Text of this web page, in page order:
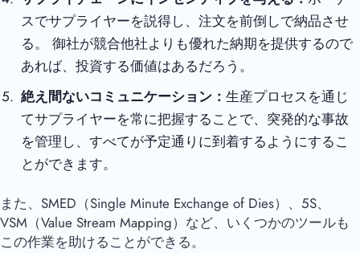
スでサプライヤーを説得し、注文を前倒しで納品させ
る。 御社が競合他社よりも優れた納期を提供するので
あれば、投資する価値はあるだろう。
絶え間ないコミュニケーション：生産プロセスを通じ
てサプライヤーを常に把握することで、突発的な事故
を管理し、すべてが予定通りに到着するようにするこ
とができます。
また、SMED（Single Minute Exchange of Dies）、5S、
VSM（Value Stream Mapping）など、いくつかのツールも
この作業を助けることができる。